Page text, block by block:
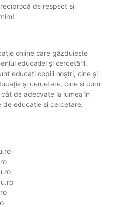
de respect și
online care găzduiește
educației și cercetării.
educați copiii noștri, cine și
și cercetare, cine și cum
de adecvate la lumea în
de educație și cercetare.